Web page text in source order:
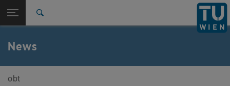
TU Login
Zurück zur letzten Ebene:
Ökologische Bautechnologien
News
News
obt